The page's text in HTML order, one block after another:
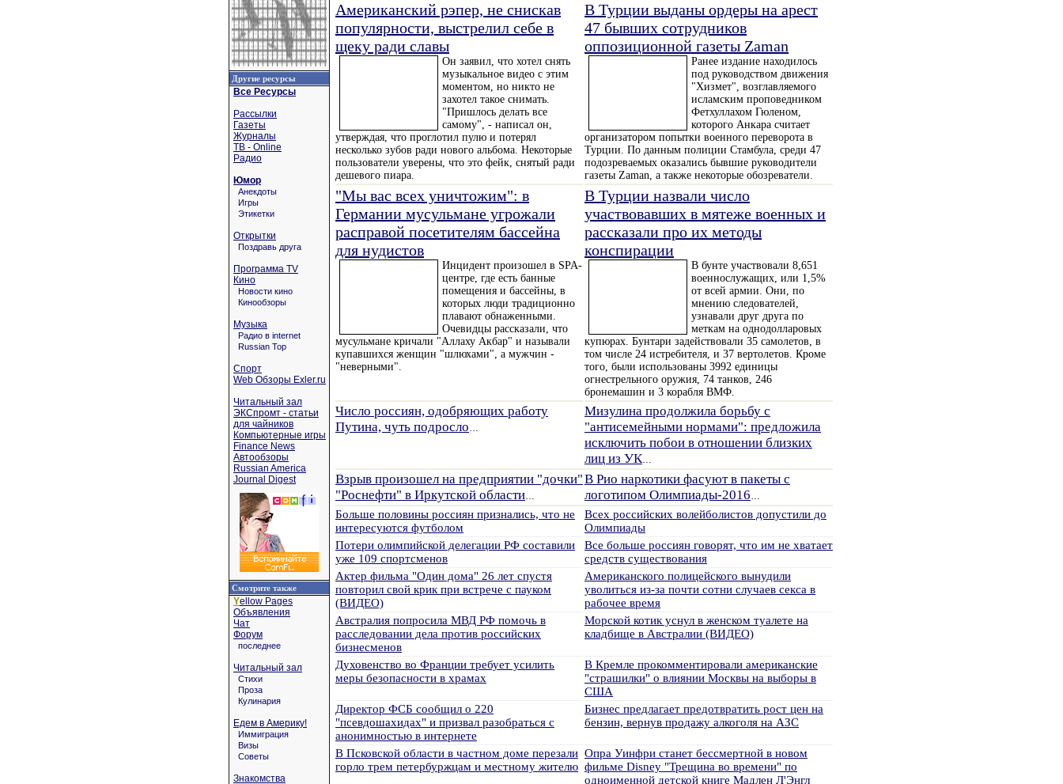
Другие ресурсы
Все Ресурсы
Рассылки
Газеты
Журналы
ТВ - Online
Радио
Юмор
Анекдоты
Игры
Этикетки
Открытки
Поздравь друга
Программа TV
Кино
Новости кино
Кинообзоры
Музыка
Радио в internet
Russian Top
Спорт
Web Обзоры Exler.ru
Читальный зал
ЭКСпромт - статьи
для чайников
Компьютерные игры
Finance News
Автообзоры
Russian America
Journal Digest
Смотрите также
Yellow Pages
Объявления
Чат
Форум
последнее
Читальный зал
Стихи
Проза
Кулинария
Едем в Америку!
Иммиграция
Визы
Советы
Знакомства
Американский рэпер, не снискав
популярности, выстрелил себе в
щеку ради славы
Он заявил, что хотел снять
музыкальное видео с этим
моментом, но никто не
захотел такое снимать.
"Пришлось делать все
самому", - написал он,
утверждая, что проглотил пулю и потерял
несколько зубов ради нового альбома. Некоторые
пользователи уверены, что это фейк, снятый ради
дешевого пиара.
В Турции выданы ордеры на арест
47 бывших сотрудников
оппозиционной газеты Zaman
Ранее издание находилось
под руководством движения
"Хизмет", возглавляемого
исламским проповедником
Фетхуллахом Гюленом,
которого Анкара считает
организатором попытки военного переворота в
Турции. По данным полиции Стамбула, среди 47
подозреваемых оказались бывшие руководители
газеты Zaman, а также некоторые обозреватели.
"Мы вас всех уничтожим": в
Германии мусульмане угрожали
расправой посетителям бассейна
для нудистов
Инцидент произошел в SPA-
центре, где есть банные
помещения и бассейны, в
которых люди традиционно
плавают обнаженными.
Очевидцы рассказали, что
мусульмане кричали "Аллаху Акбар" и называли
купавшихся женщин "шлюхами", а мужчин -
"неверными".
В Турции назвали число
участвовавших в мятеже военных и
рассказали про их методы
конспирации
В бунте участвовали 8,651
военнослужащих, или 1,5%
от всей армии. Они, по
мнению следователей,
узнавали друг друга по
меткам на однодолларовых
купюрах. Бунтари задействовали 35 самолетов, в
том числе 24 истребителя, и 37 вертолетов. Кроме
того, были использованы 3992 единицы
огнестрельного оружия, 74 танков, 246
бронемашин и 3 корабля ВМФ.
Число россиян, одобряющих работу
Путина, чуть подросло…
Мизулина продолжила борьбу с
"антисемейными нормами": предложила
исключить побои в отношении близких
лиц из УК…
Взрыв произошел на предприятии "дочки"
"Роснефти" в Иркутской области…
В Рио наркотики фасуют в пакеты с
логотипом Олимпиады-2016…
Больше половины россиян признались, что не
интересуются футболом
Всех российских волейболистов допустили до
Олимпиады
Потери олимпийской делегации РФ составили
уже 109 спортсменов
Все больше россиян говорят, что им не хватает
средств существования
Актер фильма "Один дома" 26 лет спустя
повторил свой крик при встрече с пауком
(ВИДЕО)
Американского полицейского вынудили
уволиться из-за почти сотни случаев секса в
рабочее время
Австралия попросила МВД РФ помочь в
расследовании дела против российских
бизнесменов
Морской котик уснул в женском туалете на
кладбище в Австралии (ВИДЕО)
Духовенство во Франции требует усилить
меры безопасности в храмах
В Кремле прокомментировали американские
"страшилки" о влиянии Москвы на выборы в
США
Директор ФСБ сообщил о 220
"псевдошахидах" и призвал разобраться с
анонимностью в интернете
Бизнес предлагает предотвратить рост цен на
бензин, вернув продажу алкоголя на АЗС
В Псковской области в частном доме перезали
горло трем петербуржцам и местному жителю
Опра Уинфри станет бессмертной в новом
фильме Disney "Трещина во времени" по
одноименной детской книге Мадлен Л'Энгл